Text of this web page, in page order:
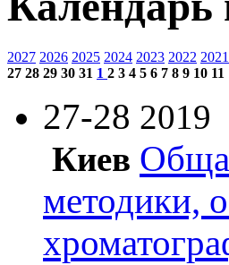
2027 2026 2025 2024 2023 2022 2021
27 28 29 30 31 1 2 3 4 5 6 7 8 9 10 11
27-28 2019
Киев
методики,